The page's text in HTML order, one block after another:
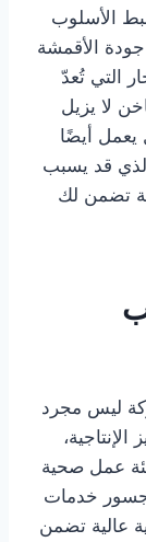
الأسلوب
الأقمشة
التي تُعدّ
لا يزيل
يعمل أيضًا
الذي قد يسبب
تضمن لك
ليس مجرد
عمل صحية
خدمات
عالية تضمن